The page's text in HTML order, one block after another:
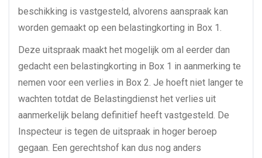
beschikking is vastgesteld, alvorens aanspraak kan
worden gemaakt op een belastingkorting in Box 1.
Deze uitspraak maakt het mogelijk om al eerder dan
gedacht een belastingkorting in Box 1 in aanmerking te
nemen voor een verlies in Box 2. Je hoeft niet langer te
wachten totdat de Belastingdienst het verlies uit
aanmerkelijk belang definitief heeft vastgesteld. De
Inspecteur is tegen de uitspraak in hoger beroep
gegaan. Een gerechtshof kan dus nog anders